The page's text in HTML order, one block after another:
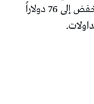
فقد شهد افتتاحاً عند 78 دولاراً للبرميل، لينخفض إلى 76 دولاراً